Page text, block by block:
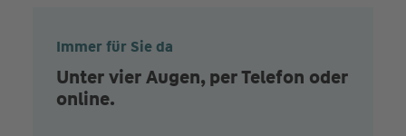
Immer für Sie da
Unter vier Augen, per Telefon oder
online.